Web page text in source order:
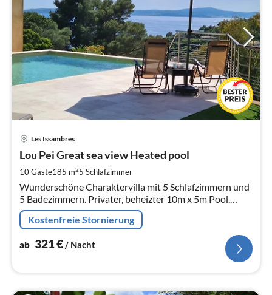
Les Issambres
Lou Pei Great sea view Heated pool
10 Gäste185 m25 Schlafzimmer
Wunderschöne Charaktervilla mit 5 Schlafzimmern und
5 Badezimmern. Privater, beheizter 10m x 5m Pool.
Herrlicher Meerblick. 3 große Terrassenbereiche.
Klimaanlage in allen Zimmern. Charme.
Kostenfreie Stornierung
ab 321€/ Nacht